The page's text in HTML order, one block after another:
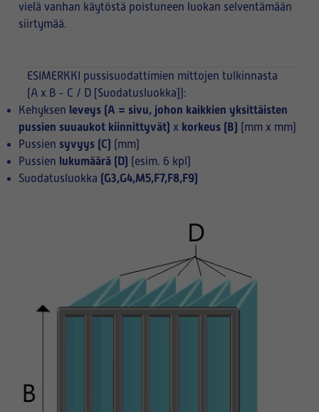
vielä vanhan käytöstä poistuneen luokan selventämään
siirtymää.
ESIMERKKI pussisuodattimien mittojen tulkinnasta
(A x B - C / D [Suodatusluokka]):
Kehyksen leveys (A = sivu, johon kaikkien yksittäisten
pussien suuaukot kiinnittyvät) x korkeus (B) (mm x mm)
Pussien syvyys (C) (mm)
Pussien lukumäärä (D) (esim. 6 kpl)
Suodatusluokka (G3,G4,M5,F7,F8,F9)